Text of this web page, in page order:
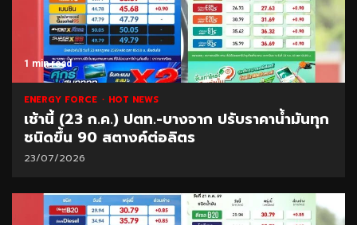
1 min read
ENERGY FORCE HOT NEWS
เช้านี้ (23 ก.ค.) ปตท.-บางจาก ปรับราคาน้ำมันทุก
ชนิดขึ้น 90 สตางค์ต่อลิตร
23/07/2026